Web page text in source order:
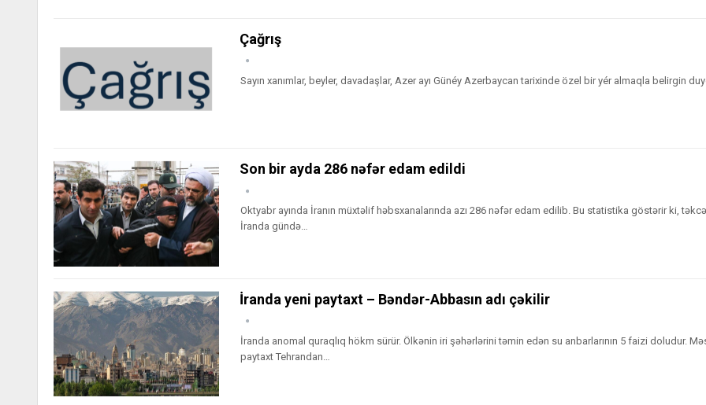
Çağrış
Sayın xanımlar, beyler, davadaşlar, Azer ayı Günéy Azerbaycan tarixinde özel bir yér almaqla belirgin
Son bir ayda 286 nəfər edam edildi
Oktyabr ayında İranın müxtəlif həbsxanalarında azı 286 nəfər edam edilib. Bu statistika göstərir ki,
İranda gündə…
İranda yeni paytaxt – Bəndər-Abbasın adı çəkilir
İranda anomal quraqlıq hökm sürür. Ölkənin iri şəhərlərini təmin edən su anbarlarının 5 faizi doludur.
paytaxt Tehrandan…